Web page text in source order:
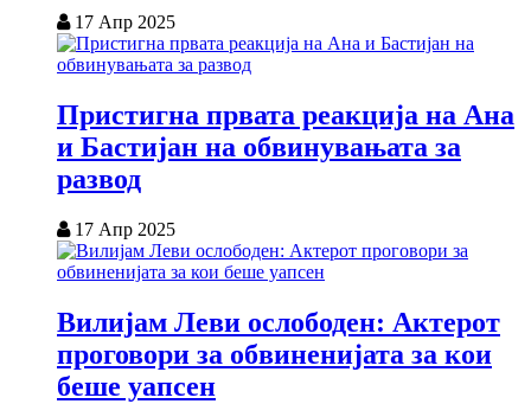
17 Апр 2025
Пристигна првата реакција на Ана
и Бастијан на обвинувањата за
развод
17 Апр 2025
Вилијам Леви ослободен: Актерот
проговори за обвиненијата за кои
беше уапсен